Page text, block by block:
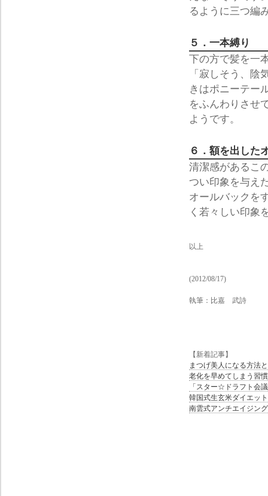
るように三つ編
５．一本縛り
下の方で髪を一
「寂しそう、
きはポニーテー
をふんわりさせ
ようです。
６．額を出した
清潔感があるこ
つい印象を与え
オールバックを
く若々しい印象
以上
(2012/08/17)
執筆：比嘉 武詩
【新着記事】
まつげ美人になる方法
老化を早めてしまう習
「スター☆ドラフト会
韓国式生玄米ダイエッ
南雲式アンチエイジン